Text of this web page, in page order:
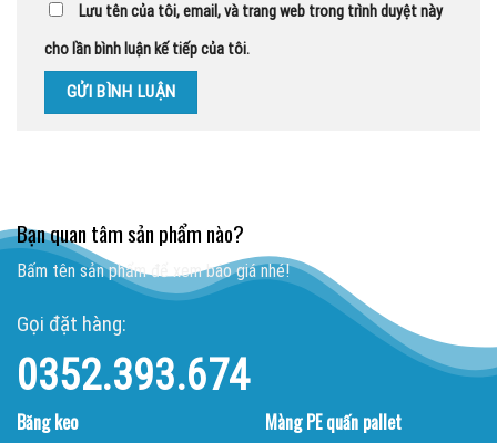
Lưu tên của tôi, email, và trang web trong trình duyệt này
cho lần bình luận kế tiếp của tôi.
Bạn quan tâm sản phẩm nào?
Bấm tên sản phẩm để xem báo giá nhé!
Gọi đặt hàng:
0352.393.674
Băng keo Màng PE quấn pallet